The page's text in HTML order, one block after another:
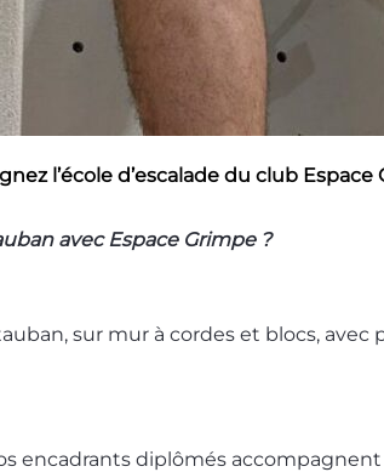
l’école d’escalade du club
avec Espace Grimpe ?
sur mur à cordes et blocs,
encadrants diplômés